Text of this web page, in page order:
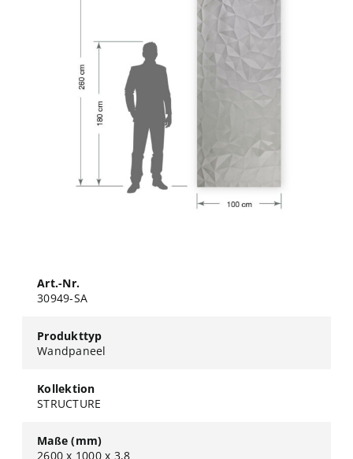
Art.-Nr.
30949-SA
Produkttyp
Wandpaneel
Kollektion
STRUCTURE
Maße (mm)
2600 x 1000 x 3,8